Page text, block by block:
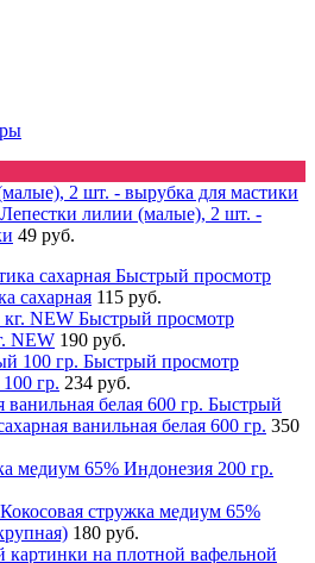
Лепестки лилии (малые), 2 шт. -
49 руб.
Быстрый просмотр
сахарная 115 руб.
Быстрый просмотр
NEW 190 руб.
Быстрый просмотр
гр. 234 руб.
Быстрый
ванильная белая 600 гр. 350
Кокосовая стружка медиум 65%
180 руб.